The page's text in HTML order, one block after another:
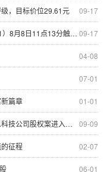
09-17
，目标价位29.61元
09-17
日11点13分触及涨停板
04-08
07-01
01-01
篇章
09-09
司股权案进入公示期
02-07
征程
06-01